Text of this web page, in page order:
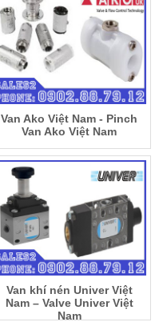
Van Ako Việt Nam - Pinch
Van Ako Việt Nam
Van khí nén Univer Việt
Nam – Valve Univer Việt
Nam